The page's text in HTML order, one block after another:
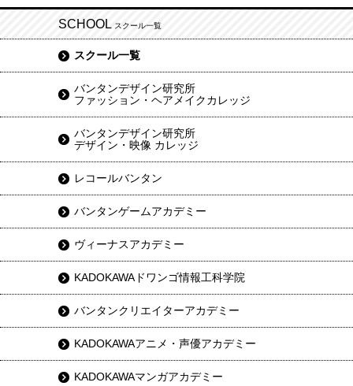
SCHOOL スクール一覧
スクール一覧
バンタンデザイン研究所
ファッション・ヘアメイクカレッジ
バンタンデザイン研究所
デザイン・映像 カレッジ
レコールバンタン
バンタンゲームアカデミー
ヴィーナスアカデミー
KADOKAWAドワンゴ情報工科学院
バンタンクリエイターアカデミー
KADOKAWAアニメ・声優アカデミー
KADOKAWAマンガアカデミー